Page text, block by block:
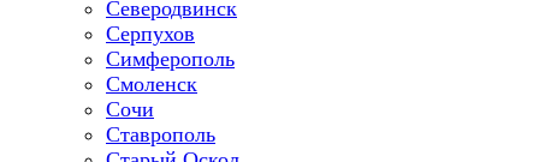
Северодвинск
Серпухов
Симферополь
Смоленск
Сочи
Ставрополь